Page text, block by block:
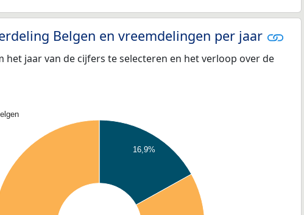
Belgen en vreemdelingen per jaar
het jaar van de cijfers te selecteren en het verloop over de
16,9%